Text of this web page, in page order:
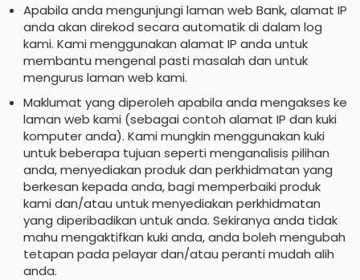
Apabila anda mengunjungi laman web Bank, alamat IP
anda akan direkod secara automatik di dalam log
kami. Kami menggunakan alamat IP anda untuk
membantu mengenal pasti masalah dan untuk
mengurus laman web kami.
Maklumat yang diperoleh apabila anda mengakses ke
laman web kami (sebagai contoh alamat IP dan kuki
komputer anda). Kami mungkin menggunakan kuki
untuk beberapa tujuan seperti menganalisis pilihan
anda, menyediakan produk dan perkhidmatan yang
berkesan kepada anda, bagi memperbaiki produk
kami dan/atau untuk menyediakan perkhidmatan
yang diperibadikan untuk anda. Sekiranya anda tidak
mahu mengaktifkan kuki anda, anda boleh mengubah
tetapan pada pelayar dan/atau peranti mudah alih
anda.